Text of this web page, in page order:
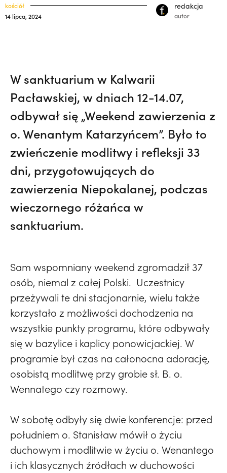
klasztory
święci
33) | o. Zdzisław Kijas,Otwierał misję w
Pariacoto. Wrócił na pogrzeb braci. |
kościół
14 lipca, 2024
redakcja
autor
W sanktuarium w Kalwarii
Pacławskiej, w dniach 12-14.07,
odbywał się „Weekend zawierzenia z
o. Wenantym Katarzyńcem”. Było to
zwieńczenie modlitwy i refleksji 33
dni, przygotowujących do
zawierzenia Niepokalanej, podczas
wieczornego różańca w
sanktuarium.
Sam wspomniany weekend zgromadził 37
osób, niemal z całej Polski. Uczestnicy
przeżywali te dni stacjonarnie, wielu także
korzystało z możliwości dochodzenia na
wszystkie punkty programu, które odbywały
się w bazylice i kaplicy ponowicjackiej. W
programie był czas na całonocna adorację,
osobistą modlitwę przy grobie sł. B. o.
Wennatego czy rozmowy.
W sobotę odbyły się dwie konferencje: przed
południem o. Stanisław mówił o życiu
duchowym i modlitwie w życiu o. Wenantego
i ich klasycznych źródłach w duchowości